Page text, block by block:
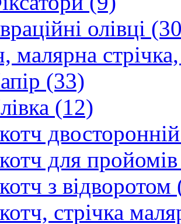
олівці
малярна
(33)
(12)
для
з відворотом
стрічка